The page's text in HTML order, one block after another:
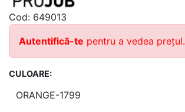
Cod: 649013
Autentifică-te pentru a vedea prețul.
CULOARE: